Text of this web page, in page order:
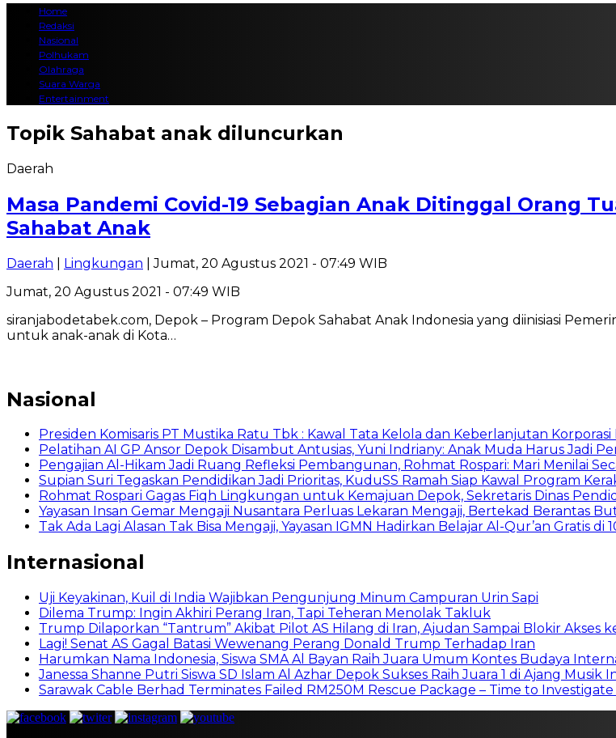
Home
Redaksi
Nasional
Polhukam
Olahraga
Suara Warga
Entertainment
Topik Sahabat anak diluncurkan
Daerah
Masa Pandemi Covid-19 Sebagian Anak Ditinggal Orang
Sahabat Anak
Daerah Lingkungan | Jumat, 20 Agustus 2021 - 07:49 WIB
Jumat, 20 Agustus 2021 - 07:49 WIB
siranjabodetabek.com, Depok – Program Depok Sahabat Anak Indonesia yang diinisiasi
untuk anak-anak di Kota…
Nasional
Presiden Komisaris PT Mustika Ratu Tbk : Kawal Tata Kelola dan Keberlanjutan Korporasi
Pelatihan AI GP Ansor Depok Disambut Antusias, Yuni Indriany: Anak Muda Harus Jadi
Pengajian Al-Hikam Jadi Ruang Refleksi Pembangunan, Rohmat Rospari: Mari Menilai
Supian Suri Tegaskan Pendidikan Jadi Prioritas, KuduSS Ramah Siap Kawal Program
Rohmat Rospari Gagas Fiqh Lingkungan untuk Kemajuan Depok, Sekretaris Dinas
Yayasan Insan Gemar Mengaji Nusantara Perluas Lekaran Mengaji, Bertekad Berantas
Tak Ada Lagi Alasan Tak Bisa Mengaji, Yayasan IGMN Hadirkan Belajar Al-Qur’an Gratis di
Internasional
Uji Keyakinan, Kuil di India Wajibkan Pengunjung Minum Campuran Urin Sapi
Dilema Trump: Ingin Akhiri Perang Iran, Tapi Teheran Menolak Takluk
Trump Dilaporkan “Tantrum” Akibat Pilot AS Hilang di Iran, Ajudan Sampai Blokir Akses
Lagi! Senat AS Gagal Batasi Wewenang Perang Donald Trump Terhadap Iran
Harumkan Nama Indonesia, Siswa SMA Al Bayan Raih Juara Umum Kontes Budaya
Janessa Shanne Putri Siswa SD Islam Al Azhar Depok Sukses Raih Juara 1 di Ajang Musik
Sarawak Cable Berhad Terminates Failed RM250M Rescue Package – Time to Investigate